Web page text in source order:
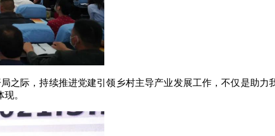
际，持续推进党建引领乡村主导产业发展工作，不仅是助力
。